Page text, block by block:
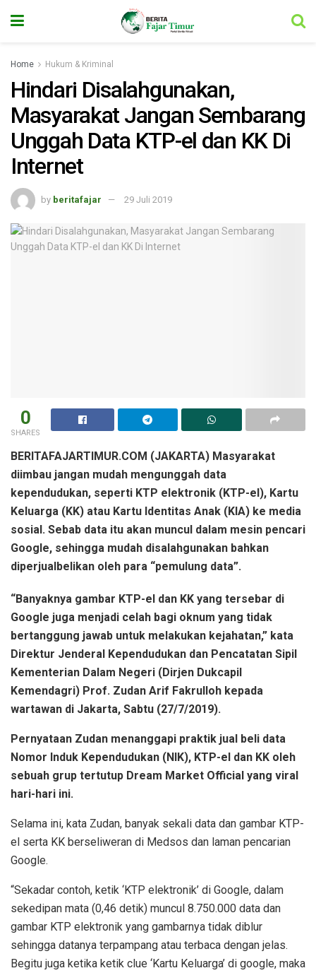
Home Hukum & Kriminal
Hindari Disalahgunakan,
Masyarakat Jangan Sembarang
Unggah Data KTP-el dan KK Di
Internet
by beritafajar 29 Juli 2019
0
SHARES
BERITAFAJARTIMUR.COM (JAKARTA) Masyarakat
diimbau jangan mudah mengunggah data
kependudukan, seperti KTP elektronik (KTP-el), Kartu
Keluarga (KK) atau Kartu Identitas Anak (KIA) ke media
sosial. Sebab data itu akan muncul dalam mesin pencari
Google, sehingga mudah disalahgunakan bahkan
diperjualbelikan oleh para “pemulung data”.
“Banyaknya gambar KTP-el dan KK yang tersebar di
Google juga menjadi celah bagi oknum yang tidak
bertanggung jawab untuk melakukan kejahatan,” kata
Direktur Jenderal Kependudukan dan Pencatatan Sipil
Kementerian Dalam Negeri (Dirjen Dukcapil
Kemendagri) Prof. Zudan Arif Fakrulloh kepada
wartawan di Jakarta, Sabtu (27/7/2019).
Pernyataan Zudan menanggapi praktik jual beli data
Nomor Induk Kependudukan (NIK), KTP-el dan KK oleh
sebuah grup tertutup Dream Market Official yang viral
hari-hari ini.
Selama ini, kata Zudan, banyak sekali data dan gambar KTP-
el serta KK berseliweran di Medsos dan laman pencarian
Google.
“Sekadar contoh, ketik ‘KTP elektronik’ di Google, dalam
sekedipan mata (0,46 detik) muncul 8.750.000 data dan
gambar KTP elektronik yang gambarnya tidak diblur
sehingga datanya terpampang atau terbaca dengan jelas.
Begitu juga ketika ketik clue ‘Kartu Keluarga’ di google, maka